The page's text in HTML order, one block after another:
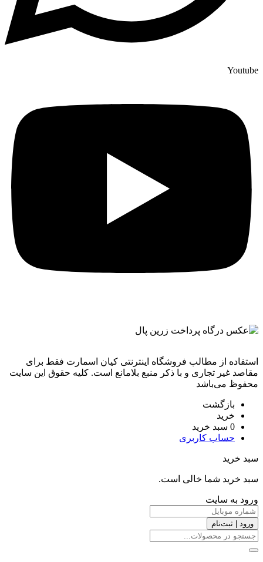
Youtube
استفاده از مطالب فروشگاه اینترنتی کیان اسمارت فقط برای
مقاصد غیر تجاری و با ذکر منبع بلامانع است. کليه حقوق اين سايت
محفوظ می‌باشد
بازگشت
خرید
0 سبد خرید
حساب کاربری
سبد خرید
سبد خرید شما خالی است.
ورود به سایت
ورود | ثبت‌نام